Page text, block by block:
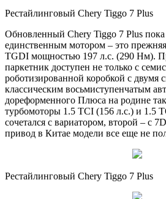
Рестайлинговый Chery Tiggo 7 Plus
Обновленный Chery Tiggo 7 Plus
единственным мотором – это
TGDI мощностью 197 л.с. (290 Нм).
паркетник доступен не только с
роботизированной коробкой с двумя
классическим восьмиступенчатым
дореформенного Плюса на родине
турбомоторы 1.5 TCI (156 л.с.) и 1.5
сочетался с вариатором, второй – с
привод в Китае модели все еще не
Рестайлинговый Chery Tiggo 7 Plus